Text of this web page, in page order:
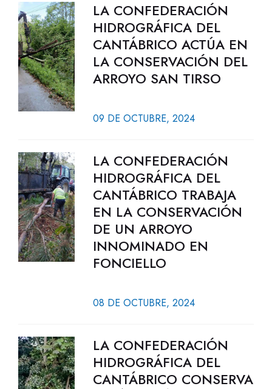
LA CONFEDERACIÓN
HIDROGRÁFICA DEL
CANTÁBRICO ACTÚA EN
LA CONSERVACIÓN DEL
ARROYO SAN TIRSO
09 DE OCTUBRE, 2024
LA CONFEDERACIÓN
HIDROGRÁFICA DEL
CANTÁBRICO TRABAJA
EN LA CONSERVACIÓN
DE UN ARROYO
INNOMINADO EN
FONCIELLO
08 DE OCTUBRE, 2024
LA CONFEDERACIÓN
HIDROGRÁFICA DEL
CANTÁBRICO CONSERVA